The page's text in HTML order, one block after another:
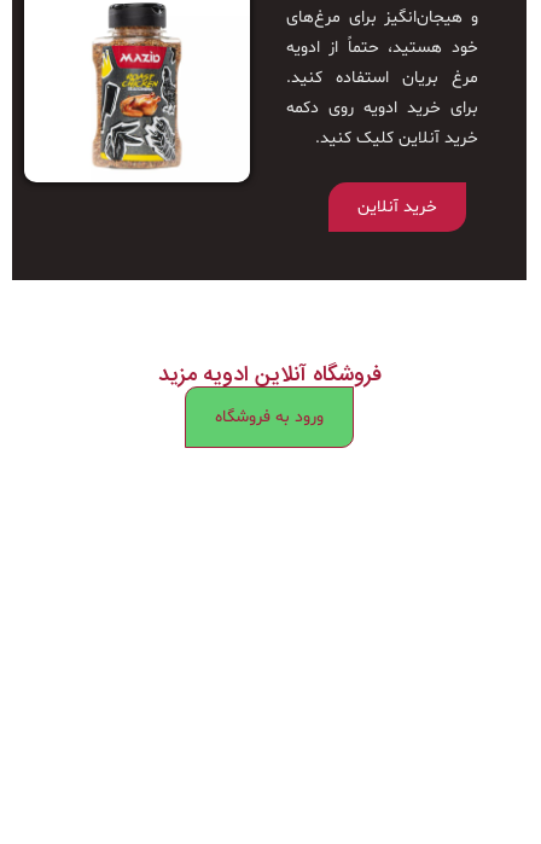
و هیجان‌انگیز برای مرغ‌های
خود هستید، حتماً از ادویه
مرغ بریان استفاده کنید.
برای خرید ادویه روی دکمه
خرید آنلاین کلیک کنید.
خرید آنلاین
فروشگاه آنلاین ادویه مزید
ورود به فروشگاه